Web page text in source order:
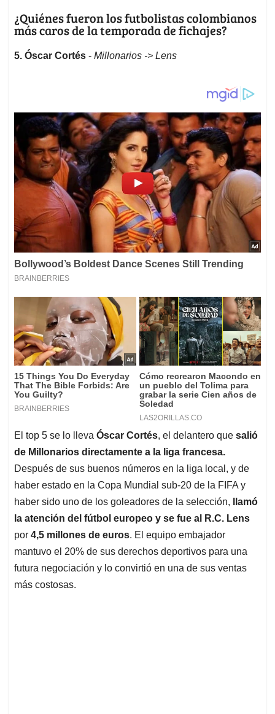
¿Quiénes fueron los futbolistas colombianos
más caros de la temporada de fichajes?
5. Óscar Cortés - Millonarios -> Lens
El top 5 se lo lleva Óscar Cortés, el delantero que salió
de Millonarios directamente a la liga francesa.
Después de sus buenos números en la liga local, y de
haber estado en la Copa Mundial sub-20 de la FIFA y
haber sido uno de los goleadores de la selección,
llamó
la atención del fútbol europeo y se fue al R.C. Lens
por 4,5 millones de euros. El equipo embajador
mantuvo el 20% de sus derechos deportivos para una
futura negociación y lo convirtió en una de sus ventas
más costosas.